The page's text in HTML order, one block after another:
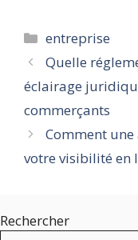
Catégories
entreprise
Quelle
éclairage
commerçants
Comment une
votre visibilité en
Rechercher